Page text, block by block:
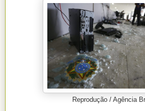
Reprodução / Agência